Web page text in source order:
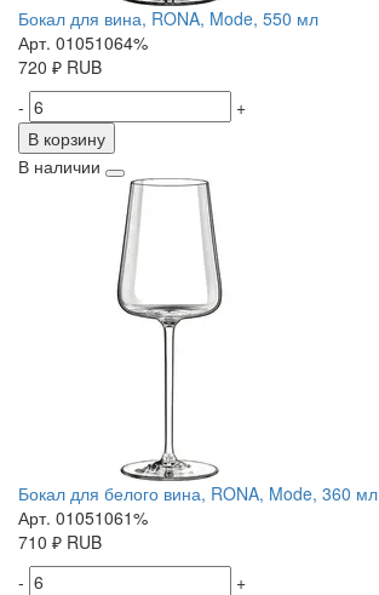
Бокал для вина, RONA, Mode, 550 мл
Арт. 01051064%
720 ₽ RUB
-
+
В корзину
В наличии
Бокал для белого вина, RONA, Mode, 360 мл
Арт. 01051061%
710 ₽ RUB
-
+